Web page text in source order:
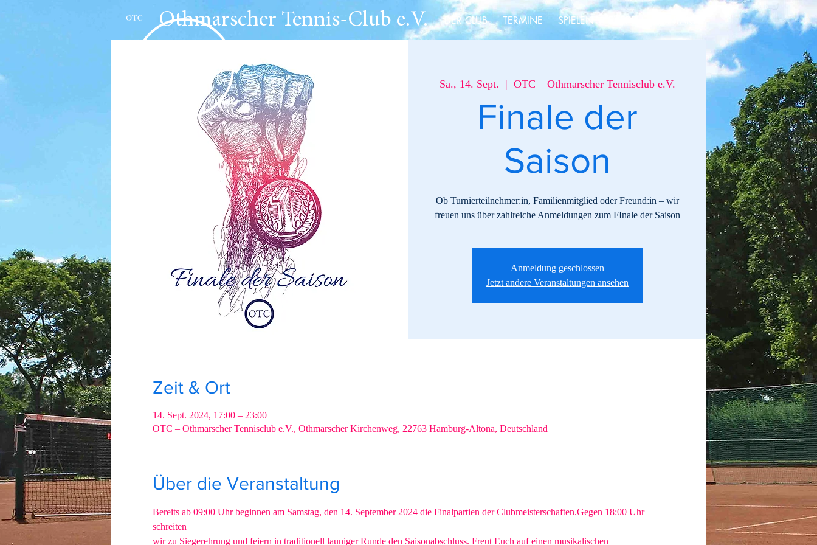
Othmarscher Tennis-Club e.V. DER CLUB TERMINE SPIELEN EVENT
Sa., 14. Sept.
  |
OTC – Othmarscher Tennisclub e.V.
Finale der
Saison
Ob Turnierteilnehmer:in, Familienmitglied oder Freund:in – wir
freuen uns über zahlreiche Anmeldungen zum FInale der Saison
Anmeldung geschlossen
Jetzt andere Veranstaltungen ansehen
Zeit & Ort
14. Sept. 2024, 17:00 – 23:00
OTC – Othmarscher Tennisclub e.V., Othmarscher Kirchenweg, 22763 Hamburg-Altona, Deutschland
Über die Veranstaltung
Bereits ab 09:00 Uhr beginnen am Samstag, den 14. September 2024 die Finalpartien der Clubmeisterschaften.Gegen 18:00 Uhr
schreiten
wir zu Siegerehrung und feiern in traditionell launiger Runde den Saisonabschluss. Freut Euch auf einen musikalischen